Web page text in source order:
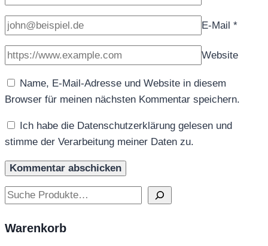
E-Mail *
Website
Name, E-Mail-Adresse und Website in diesem
Browser für meinen nächsten Kommentar speichern.
Ich habe die Datenschutzerklärung gelesen und
stimme der Verarbeitung meiner Daten zu.
Suchen
Warenkorb